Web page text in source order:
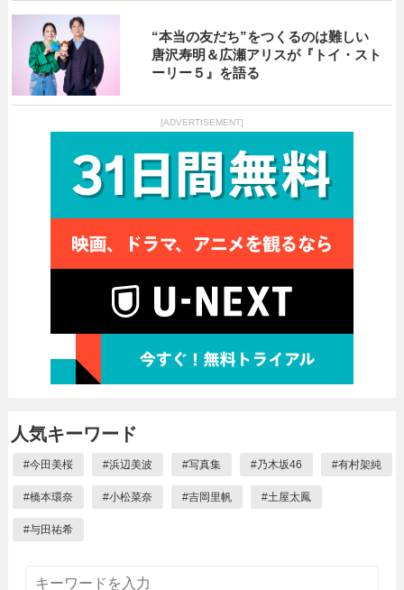
“本当の友だち”をつくるのは難しい
唐沢寿明＆広瀬アリスが『トイ・スト
ーリー５』を語る
[ADVERTISEMENT]
人気キーワード
#今田美桜 #浜辺美波 #写真集 #乃木坂46 #有村架純
#橋本環奈 #小松菜奈 #吉岡里帆 #土屋太鳳
#与田祐希